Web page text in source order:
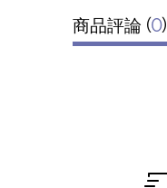
商品評論 (0)